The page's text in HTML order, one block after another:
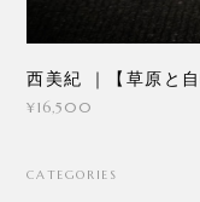
西美紀 ｜【草原と
¥16,500
CATEGORIES